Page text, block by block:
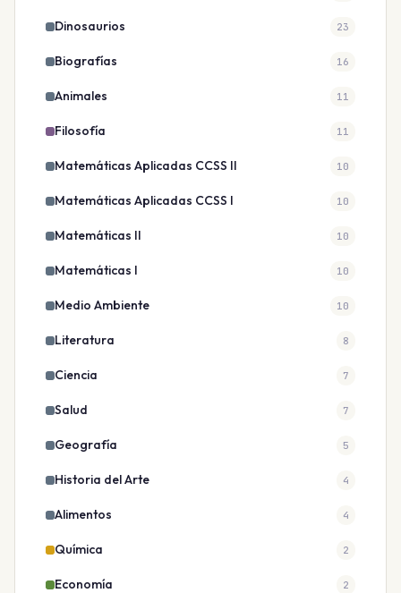
Dinosaurios 23
Biografías 16
Animales 11
Filosofía 11
Matemáticas Aplicadas CCSS II 10
Matemáticas Aplicadas CCSS I 10
Matemáticas II 10
Matemáticas I 10
Medio Ambiente 10
Literatura 8
Ciencia 7
Salud 7
Geografía 5
Historia del Arte 4
Alimentos 4
Química 2
Economía 2